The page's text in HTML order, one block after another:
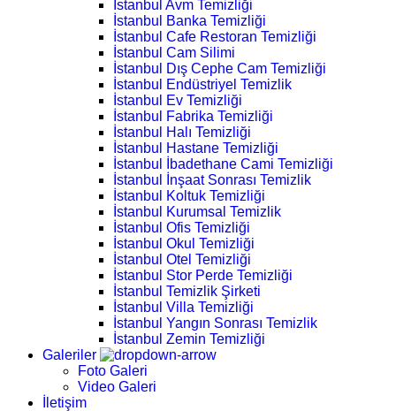
İstanbul Avm Temizliği
İstanbul Banka Temizliği
İstanbul Cafe Restoran Temizliği
İstanbul Cam Silimi
İstanbul Dış Cephe Cam Temizliği
İstanbul Endüstriyel Temizlik
İstanbul Ev Temizliği
İstanbul Fabrika Temizliği
İstanbul Halı Temizliği
İstanbul Hastane Temizliği
İstanbul İbadethane Cami Temizliği
İstanbul İnşaat Sonrası Temizlik
İstanbul Koltuk Temizliği
İstanbul Kurumsal Temizlik
İstanbul Ofis Temizliği
İstanbul Okul Temizliği
İstanbul Otel Temizliği
İstanbul Stor Perde Temizliği
İstanbul Temizlik Şirketi
İstanbul Villa Temizliği
İstanbul Yangın Sonrası Temizlik
İstanbul Zemin Temizliği
Galeriler
Foto Galeri
Video Galeri
İletişim